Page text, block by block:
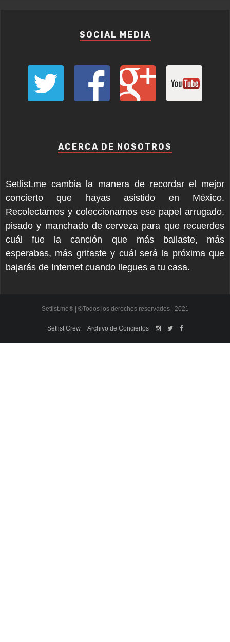
SOCIAL MEDIA
ACERCA DE NOSOTROS
Setlist.me cambia la manera de recordar el mejor
concierto que hayas asistido en México.
Recolectamos y coleccionamos ese papel arrugado,
pisado y manchado de cerveza para que recuerdes
cuál fue la canción que más bailaste, más
esperabas, más gritaste y cuál será la próxima que
bajarás de Internet cuando llegues a tu casa.
Setlist.me® | ©Todos los derechos reservados | 2021
Setlist Crew Archivo de Conciertos